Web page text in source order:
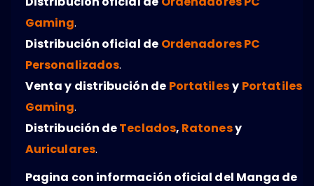
Gaming.
Distribución oficial de Ordenadores PC
Personalizados.
Venta y distribución de Portatilesy Portatiles
Gaming.
Distribución deTeclados, Ratonesy
Auriculares.
Pagina con información oficial del Manga de